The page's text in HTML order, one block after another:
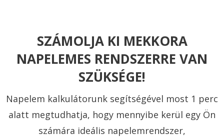
SZÁMOLJA KI MEKKORA
NAPELEMES RENDSZERRE VAN
SZÜKSÉGE!
Napelem kalkulátorunk segítségével most 1 perc
alatt megtudhatja, hogy mennyibe kerül egy Ön
számára ideális napelemrendszer,